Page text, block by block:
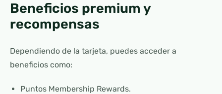
Beneficios premium y
recompensas
Dependiendo de la tarjeta, puedes acceder a
beneficios como:
Puntos Membership Rewards.